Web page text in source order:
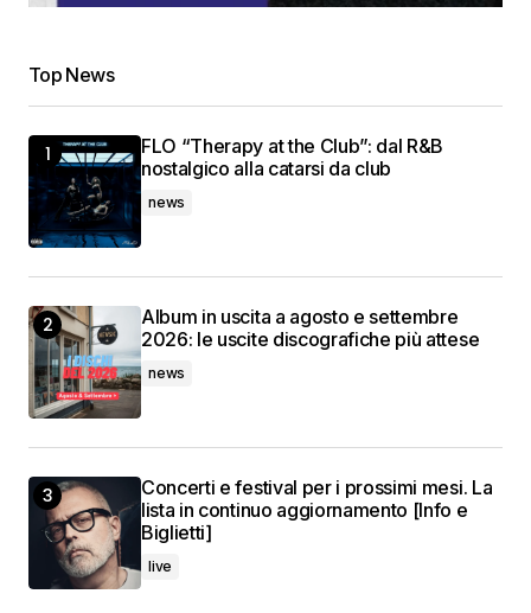
Top News
FLO “Therapy at the Club”: dal R&B
nostalgico alla catarsi da club
news
Album in uscita a agosto e settembre
2026: le uscite discografiche più attese
news
Concerti e festival per i prossimi mesi. La
lista in continuo aggiornamento [Info e
Biglietti]
live